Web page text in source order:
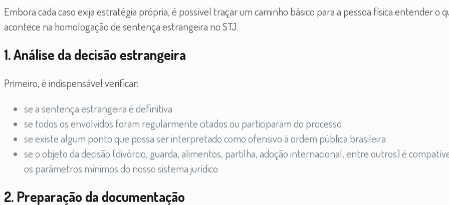
Embora cada caso exija estratégia própria, é possível traçar um caminho básico para a pessoa física entender o
acontece na homologação de sentença estrangeira no STJ.
1. Análise da decisão estrangeira
Primeiro, é indispensável verificar:
se a sentença estrangeira é definitiva
se todos os envolvidos foram regularmente citados ou participaram do processo
se existe algum ponto que possa ser interpretado como ofensivo à ordem pública brasileira
se o objeto da decisão (divórcio, guarda, alimentos, partilha, adoção internacional, entre outros) é
os parâmetros mínimos do nosso sistema jurídico
2. Preparação da documentação